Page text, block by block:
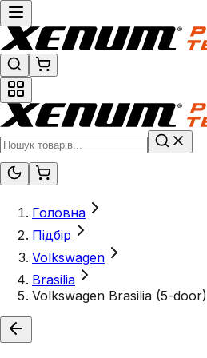
Головна
Підбір
Volkswagen
Brasilia
Volkswagen Brasilia (5-door)